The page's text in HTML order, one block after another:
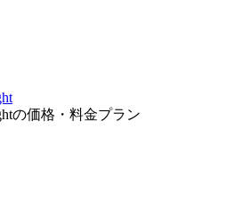
の価格・料金プラン